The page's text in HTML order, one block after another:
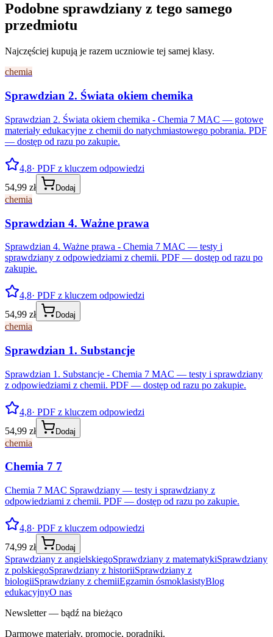
Podobne sprawdziany z tego samego
przedmiotu
Najczęściej kupują je razem uczniowie tej samej klasy.
chemia
Sprawdzian 2. Świata okiem chemika
Sprawdzian 2. Świata okiem chemika - Chemia 7 MAC — gotowe
materiały edukacyjne z chemii do natychmiastowego pobrania. PDF
— dostęp od razu po zakupie.
4,8· PDF z kluczem odpowiedzi
54,99 zł
Dodaj
chemia
Sprawdzian 4. Ważne prawa
Sprawdzian 4. Ważne prawa - Chemia 7 MAC — testy i
sprawdziany z odpowiedziami z chemii. PDF — dostęp od razu po
zakupie.
4,8· PDF z kluczem odpowiedzi
54,99 zł
Dodaj
chemia
Sprawdzian 1. Substancje
Sprawdzian 1. Substancje - Chemia 7 MAC — testy i sprawdziany
z odpowiedziami z chemii. PDF — dostęp od razu po zakupie.
4,8· PDF z kluczem odpowiedzi
54,99 zł
Dodaj
chemia
Chemia 7 7
Chemia 7 MAC Sprawdziany — testy i sprawdziany z
odpowiedziami z chemii. PDF — dostęp od razu po zakupie.
4,8· PDF z kluczem odpowiedzi
74,99 zł
Dodaj
Sprawdziany z angielskiegoSprawdziany z matematykiSprawdziany
z polskiegoSprawdziany z historiiSprawdziany z
biologiiSprawdziany z chemiiEgzamin ósmoklasistyBlog
edukacyjnyO nas
Newsletter — bądź na bieżąco
Darmowe materiały, promocje, poradniki.